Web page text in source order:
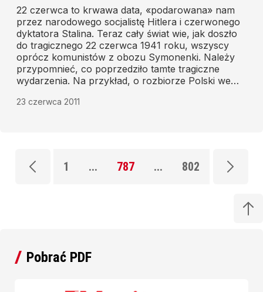
22 czerwca to krwawa data, «podarowana» nam
przez narodowego socjalistę Hitlera i czerwonego
dyktatora Stalina. Teraz cały świat wie, jak doszło
do tragicznego 22 czerwca 1941 roku, wszyscy
oprócz komunistów z obozu Symonenki. Należy
przypomnieć, co poprzedziło tamte tragiczne
wydarzenia. Na przykład, o rozbiorze Polski we
23 czerwca 2011
1 ... 787 ... 802
Pobrać PDF